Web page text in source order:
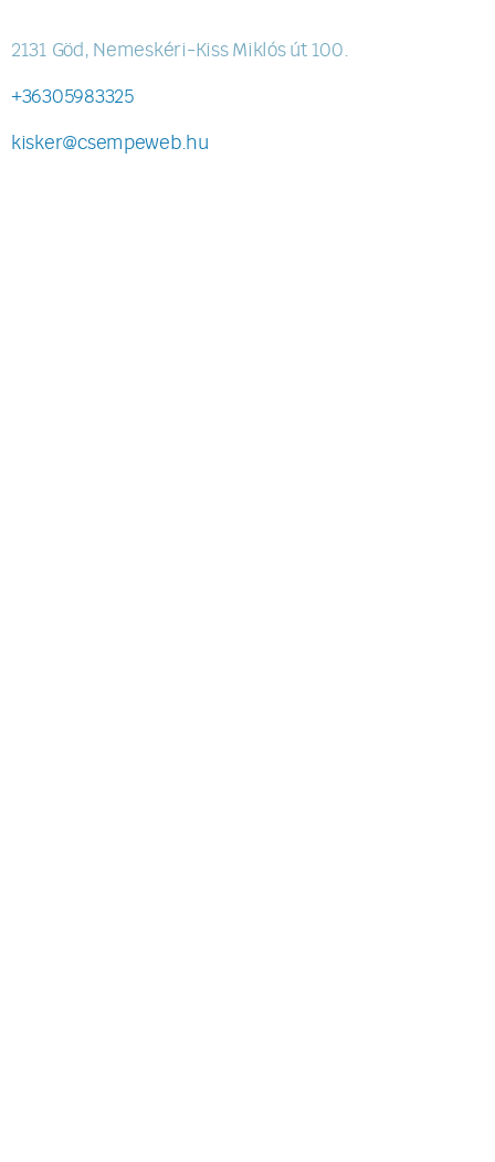
2131 Göd, Nemeskéri-Kiss Miklós út 100.
+36305983325
kisker@csempeweb.hu